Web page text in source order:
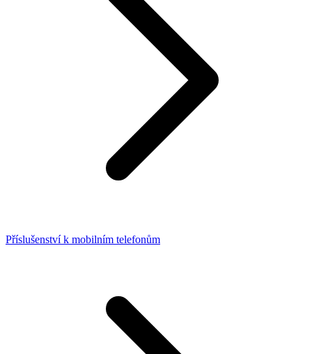
Příslušenství k mobilním telefonům